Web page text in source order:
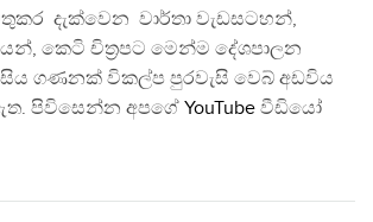
දැක්වෙන වාර්තා වැඩසටහන්,
කෙටි චිත්‍රපට මෙන්ම දේශපාලන
සිය ගණනක් විකල්ප පුරවැසි වෙබ් අඩවිය
පිවිසෙන්න අපගේ YouTube වීඩියෝ